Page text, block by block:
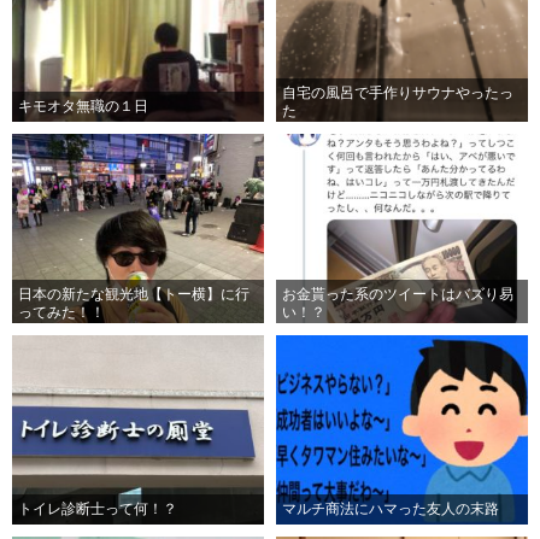
キモオタ無職の１日
自宅の風呂で手作りサウナやったっ
た
日本の新たな観光地【トー横】に行
ってみた！！
お金貰った系のツイートはバズり易
い！？
トイレ診断士って何！？ マルチ商法にハマった友人の末路